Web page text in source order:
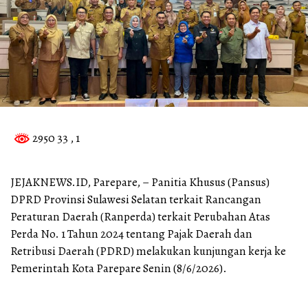
2950 33 , 1
JEJAKNEWS.ID, Parepare, – Panitia Khusus (Pansus)
DPRD Provinsi Sulawesi Selatan terkait Rancangan
Peraturan Daerah (Ranperda) terkait Perubahan Atas
Perda No. 1 Tahun 2024 tentang Pajak Daerah dan
Retribusi Daerah (PDRD) melakukan kunjungan kerja ke
Pemerintah Kota Parepare Senin (8/6/2026).